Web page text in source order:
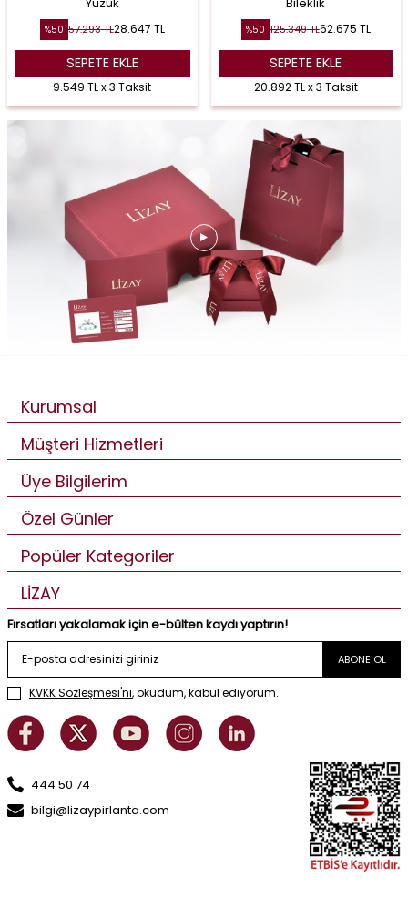
%50 57.293TL28.647 TL
SEPETE EKLE
9.549 TL x 3 Taksit
%50 125.349TL62.675 TL
SEPETE EKLE
20.892 TL x 3 Taksit
Kurumsal
Müşteri Hizmetleri
Üye Bilgilerim
Özel Günler
Popüler Kategoriler
LİZAY
Fırsatları yakalamak için e-bülten kaydı yaptırın!
ABONE OL
KVKK Sözleşmesi'ni, okudum, kabul ediyorum.
444 50 74
bilgi@lizaypirlanta.com